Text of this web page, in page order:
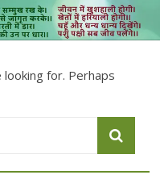
looking for. Perhaps